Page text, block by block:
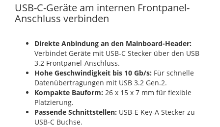
USB-C-Geräte am internen Frontpanel-
Anschluss verbinden
Direkte Anbindung an den Mainboard-Header:
Verbindet Geräte mit USB-C Stecker über den USB
3.2 Frontpanel-Anschluss.
Hohe Geschwindigkeit bis 10 Gb/s: Für schnelle
Datenübertragungen mit USB 3.2 Gen.2.
Kompakte Bauform: 26 x 15 x 7 mm für flexible
Platzierung.
Passende Schnittstellen: USB-E Key-A Stecker zu
USB-C Buchse.